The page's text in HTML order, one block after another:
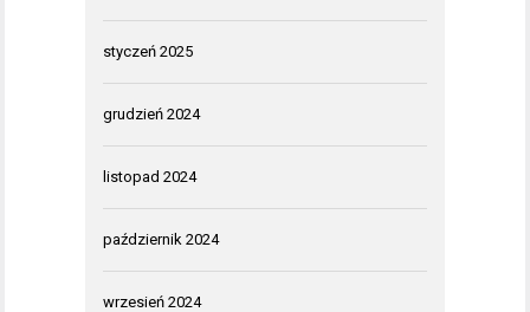
styczeń 2025
grudzień 2024
listopad 2024
październik 2024
wrzesień 2024